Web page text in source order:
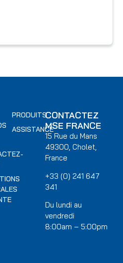
PRODUITS
ASSISTANCE
CONTACTEZ
MSE FRANCE
15 Rue du Mans
49300, Cholet,
France
+33 (0) 241 647
341
Du lundi au
vendredi
8:00am – 5:00pm